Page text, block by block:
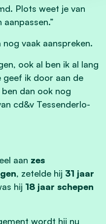
Plots weet je van
vaak aanspreken.
ook al ben ik al lang
geef ik door aan de
dan ook nog
cd&v Tessenderlo-
aan zes
, zetelde hij 31 jaar
hij 18 jaar schepen
wordt hij nu